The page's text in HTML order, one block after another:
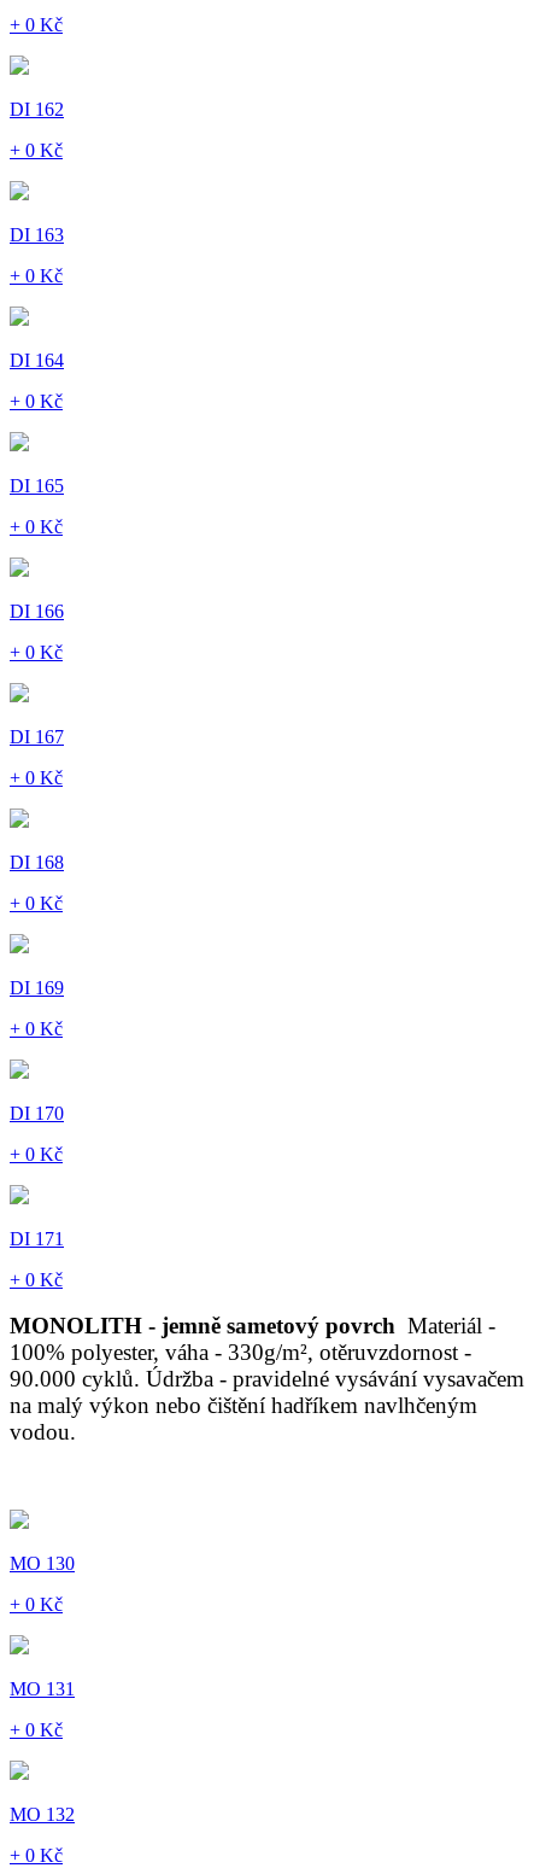
+ 0 Kč
DI 162
+ 0 Kč
DI 163
+ 0 Kč
DI 164
+ 0 Kč
DI 165
+ 0 Kč
DI 166
+ 0 Kč
DI 167
+ 0 Kč
DI 168
+ 0 Kč
DI 169
+ 0 Kč
DI 170
+ 0 Kč
DI 171
+ 0 Kč
MONOLITH - jemně sametový povrch Materiál -
100% polyester, váha - 330g/m², otěruvzdornost -
90.000 cyklů. Údržba - pravidelné vysávání vysavačem
na malý výkon nebo čištění hadříkem navlhčeným
vodou.
MO 130
+ 0 Kč
MO 131
+ 0 Kč
MO 132
+ 0 Kč